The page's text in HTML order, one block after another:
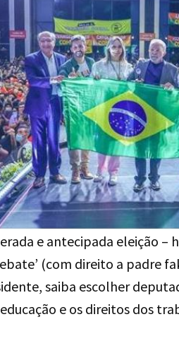
e antecipada eleição –
(com direito a padre
saiba escolher
e os direitos dos